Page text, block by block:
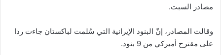
مصادر السبت.
وقالت المصادر، إنّ البنود الإيرانية التي سُلمت لباكستان جاءت ردا
على مقترح أميركي من 9 بنود.